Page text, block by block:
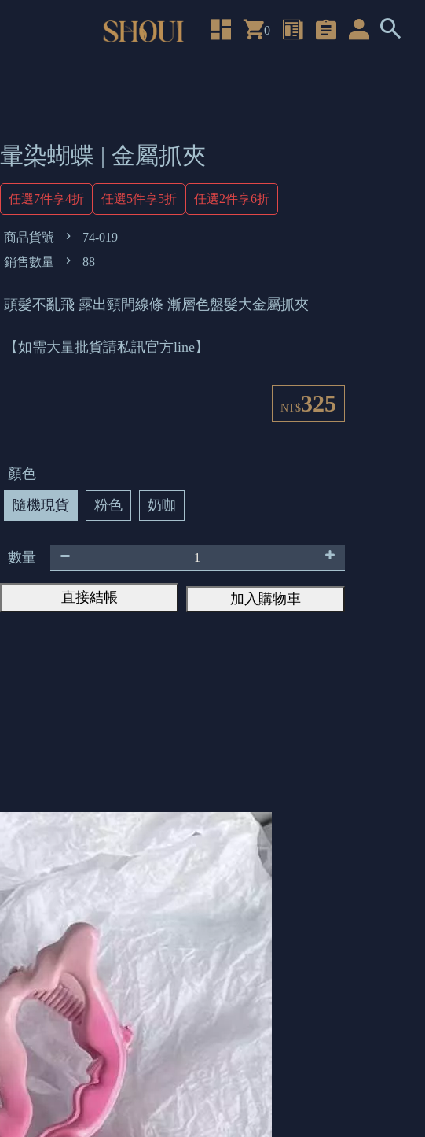
0
暈染蝴蝶 | 金屬抓夾
任選7件享4折 任選5件享5折 任選2件享6折
商品貨號
74-019
銷售數量
88
頭髮不亂飛 露出頸間線條 漸層色盤髮大金屬抓夾
【如需大量批貨請私訊官方line】
NT$325
顏色
隨機現貨
粉色 奶咖
數量
直接結帳 加入購物車